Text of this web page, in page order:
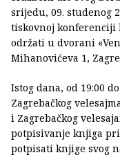
srijedu, 09. studenog
tiskovnoj konferenciji
održati u dvorani
Mihanovićeva 1,
Istog dana, od 19:00
Zagrebačkog
i Zagrebačkog
potpisivanje knjiga
potpisati knjige svog